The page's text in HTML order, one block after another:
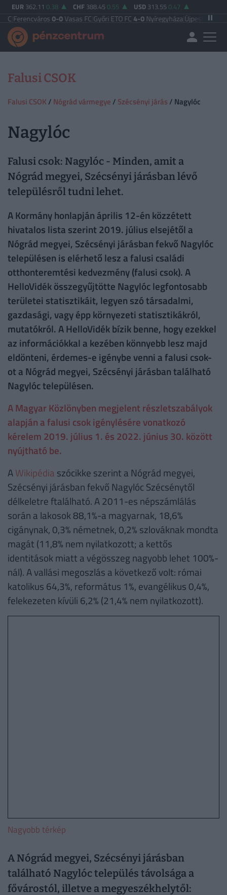
EUR 362.11 0.38 CHF 388.45 0.55 USD 313.55 0.47
0-0Vasas FC|Győri ETO FC4-0Nyíregyháza|Újpest FC4-2
Falusi CSOK
Falusi CSOK / Nógrád vármegye / Szécsényi járás / Nagylóc
Nagylóc
Falusi csok: Nagylóc - Minden, amit a
Nógrád megyei, Szécsényi járásban lévő
településről tudni lehet.
A Kormány honlapján április 12-én közzétett
hivatalos lista szerint 2019. július elsejétől a
Nógrád megyei, Szécsényi járásban fekvő Nagylóc
településen is elérhető lesz a falusi családi
otthonteremtési kedvezmény (falusi csok). A
HelloVidék összegyűjtötte Nagylóc legfontosabb
területei statisztikáit, legyen szó társadalmi,
gazdasági, vagy épp környezeti statisztikákról,
mutatókról. A HelloVidék bízik benne, hogy ezekkel
az információkkal a kezében könnyebb lesz majd
eldönteni, érdemes-e igénybe venni a falusi csok-
ot a Nógrád megyei, Szécsényi járásban található
Nagylóc településen.
A Magyar Közlönyben megjelent részletszabályok
alapján a falusi csok igénylésére vonatkozó
kérelem 2019. július 1. és 2022. június 30. között
nyújtható be.
AWikipédia szócikke szerint a Nógrád megyei,
Szécsényi járásban fekvő Nagylóc Szécsénytől
délkeletre ftalálható. A 2011-es népszámlálás
során a lakosok 88,1%-a magyarnak, 18,6%
cigánynak, 0,3% németnek, 0,2% szlováknak mondta
magát (11,8% nem nyilatkozott; a kettős
identitások miatt a végösszeg nagyobb lehet 100%-
nál). A vallási megoszlás a következő volt: római
katolikus 64,3%, református 1%, evangélikus 0,4%,
felekezeten kívüli 6,2% (21,4% nem nyilatkozott).
Nagyobb térkép
A Nógrád megyei, Szécsényi járásban
található Nagylóc település távolsága a
fővárostól, illetve a megyeszékhelytől: